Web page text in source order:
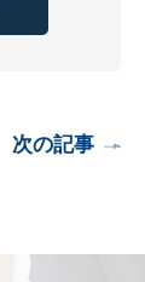
次の記事